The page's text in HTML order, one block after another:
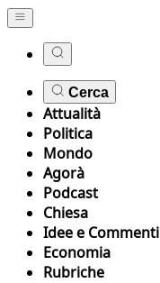
Cerca
Attualità
Politica
Mondo
Agorà
Podcast
Chiesa
Idee e Commenti
Economia
Rubriche